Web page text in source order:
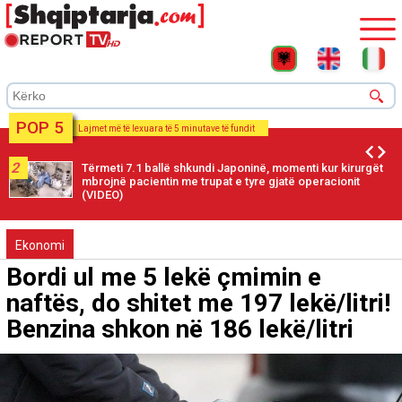
POP 5 Lajmet më të lexuara të 5 minutave të fundit
2
Tërmeti 7.1 ballë shkundi Japoninë, momenti kur kirurgët
mbrojnë pacientin me trupat e tyre gjatë operacionit
(VIDEO)
Ekonomi
Bordi ul me 5 lekë çmimin e
naftës, do shitet me 197 lekë/litri!
Benzina shkon në 186 lekë/litri